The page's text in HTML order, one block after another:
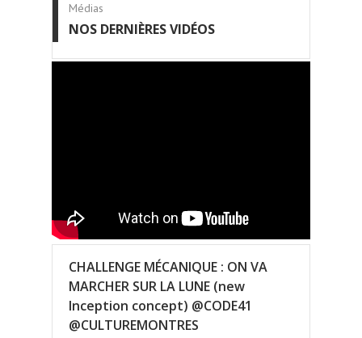
Médias
NOS DERNIÈRES VIDÉOS
CHALLENGE MÉCANIQUE : ON VA
MARCHER SUR LA LUNE (new
Inception concept) @CODE41
@CULTUREMONTRES